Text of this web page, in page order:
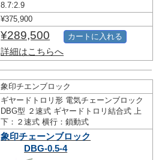
8.7:2.9
¥375,900
¥289,500
詳細はこちらへ
カートに入れる
象印チエンブロック
ギヤードトロリ形 電気チェーンブロック
DBG型 ２速式 ギヤードトロリ結合式 上
下：２速式 横行：鎖動式
象印チェーンブロック
DBG-0.5-4